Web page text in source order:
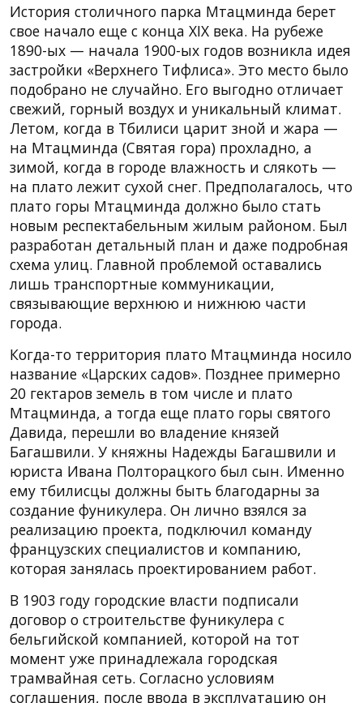
История столичного парка Мтацминда берет
свое начало еще с конца XIX века. На рубеже
1890-ых — начала 1900-ых годов возникла идея
застройки «Верхнего Тифлиса». Это место было
подобрано не случайно. Его выгодно отличает
свежий, горный воздух и уникальный климат.
Летом, когда в Тбилиси царит зной и жара —
на Мтацминда (Святая гора) прохладно, а
зимой, когда в городе влажность и слякоть —
на плато лежит сухой снег. Предполагалось, что
плато горы Мтацминда должно было стать
новым респектабельным жилым районом. Был
разработан детальный план и даже подробная
схема улиц. Главной проблемой оставались
лишь транспортные коммуникации,
связывающие верхнюю и нижнюю части
города.
Когда-то территория плато Мтацминда носило
название «Царских садов». Позднее примерно
20 гектаров земель в том числе и плато
Мтацминда, а тогда еще плато горы святого
Давида, перешли во владение князей
Багашвили. У княжны Надежды Багашвили и
юриста Ивана Полторацкого был сын. Именно
ему тбилисцы должны быть благодарны за
создание фуникулера. Он лично взялся за
реализацию проекта, подключил команду
французских специалистов и компанию,
которая занялась проектированием работ.
В 1903 году городские власти подписали
договор о строительстве фуникулера с
бельгийской компанией, которой на тот
момент уже принадлежала городская
трамвайная сеть. Согласно условиям
соглашения, после ввода в эксплуатацию он